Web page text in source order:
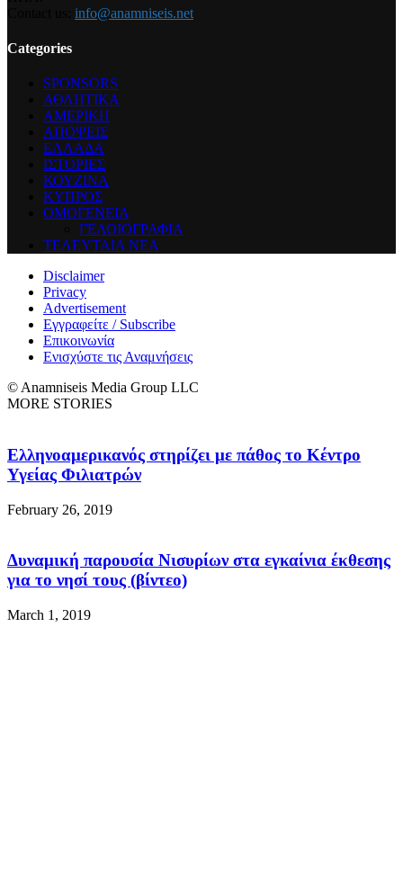
info@anamniseis.net
Categories
SPONSORS
ΑΘΛΗΤΙΚΑ
ΑΜΕΡΙΚΗ
ΑΠΟΨΕΙΣ
ΕΛΛΑΔΑ
ΙΣΤΟΡΙΕΣ
ΚΟΥΖΙΝΑ
ΚΥΠΡΟΣ
ΟΜΟΓΕΝΕΙΑ
ΓΕΛΟΙΟΓΡΑΦΙΑ
ΤΕΛΕΥΤΑΙΑ ΝΕΑ
Disclaimer
Privacy
Advertisement
Εγγραφείτε / Subscribe
Επικοινωνία
Ενισχύστε τις Αναμνήσεις
© Anamniseis Media Group LLC
MORE STORIES
Ελληνοαμερικανός στηρίζει με πάθος το Κέντρο
Υγείας Φιλιατρών
February 26, 2019
Δυναμική παρουσία Νισυρίων στα εγκαίνια έκθεσης
για το νησί τους (βίντεο)
March 1, 2019